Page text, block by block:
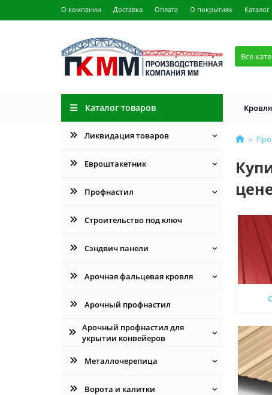
О компании Доставка Оплата О покрытиях Каталог
Все
Каталог товаров
Ликвидация товаров
Евроштакетник
Профнастил
Строительство под ключ
Сэндвич панели
Арочная фальцевая кровля
Арочный профнастил
Арочный профнастил для
укрытии конвейеров
Металлочерепица
Ворота и калитки
Кровля